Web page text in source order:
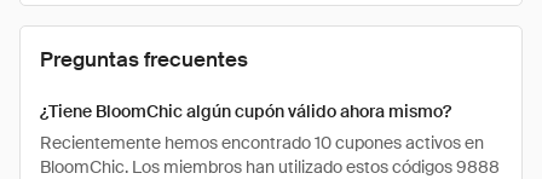
Preguntas frecuentes
¿Tiene BloomChic algún cupón válido ahora mismo?
Recientemente hemos encontrado 10 cupones activos en
BloomChic. Los miembros han utilizado estos códigos 9888